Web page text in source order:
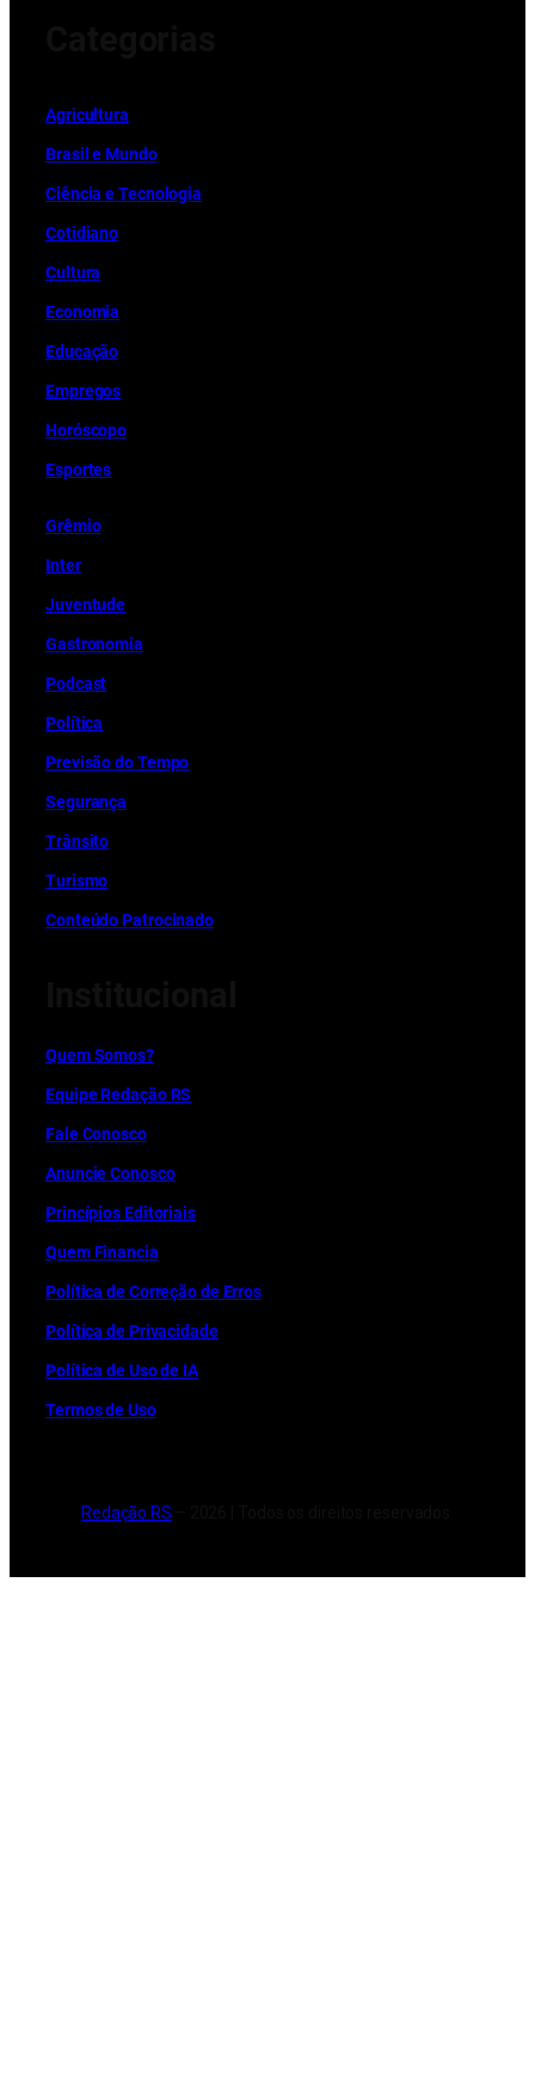
Agricultura
Brasil e Mundo
Ciência e Tecnologia
Cotidiano
Cultura
Economia
Educação
Empregos
Horóscopo
Esportes
Grêmio
Inter
Juventude
Gastronomia
Podcast
Política
Previsão do Tempo
Segurança
Trânsito
Turismo
Conteúdo Patrocinado
Quem Somos?
Equipe Redação RS
Fale Conosco
Anuncie Conosco
Princípios Editoriais
Quem Financia
Política de Correção de Erros
Política de Privacidade
Política de Uso de IA
Termos de Uso
Redação RS